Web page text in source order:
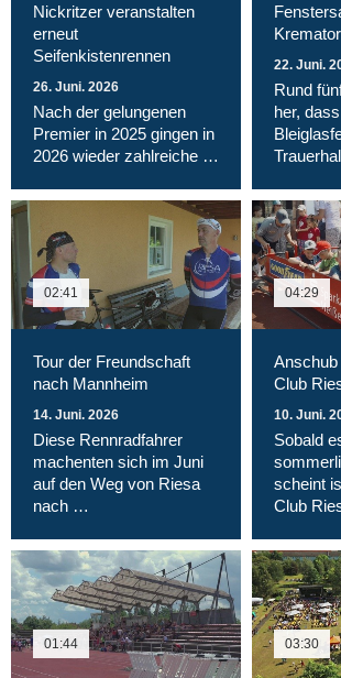
Nickritzer veranstalten
erneut
Seifenkistenrennen
26. Juni. 2026
Nach der gelungenen
Premier in 2025 gingen in
2026 wieder zahlreiche …
22. Juni.
Rund
her,
02:41
Tour der Freundschaft
nach Mannheim
14. Juni. 2026
Diese Rennradfahrer
machenten sich im Juni
auf den Weg von Riesa
nach …
04:29
Club
10. Juni.
Sobald
scheint
Club
01:44 03:30